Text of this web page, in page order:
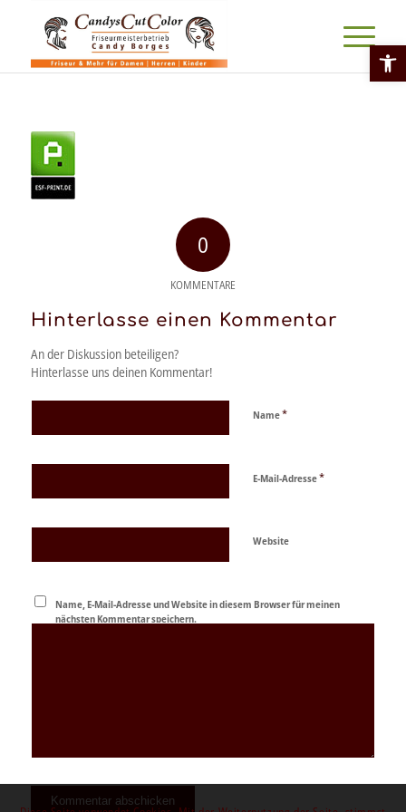
0
KOMMENTARE
Hinterlasse einen Kommentar
An der Diskussion beteiligen?
Hinterlasse uns deinen Kommentar!
Name*
E-Mail-Adresse*
Website
Name, E-Mail-Adresse und Website in diesem Browser für meinen
nächsten Kommentar speichern.